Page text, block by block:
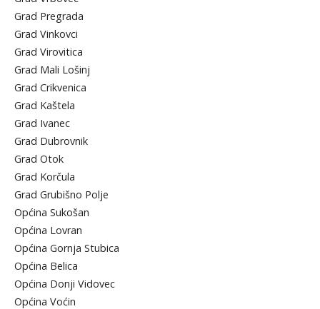
Grad Pregrada
Grad Vinkovci
Grad Virovitica
Grad Mali Lošinj
Grad Crikvenica
Grad Kaštela
Grad Ivanec
Grad Dubrovnik
Grad Otok
Grad Korčula
Grad Grubišno Polje
Općina Sukošan
Općina Lovran
Općina Gornja Stubica
Općina Belica
Općina Donji Vidovec
Općina Voćin